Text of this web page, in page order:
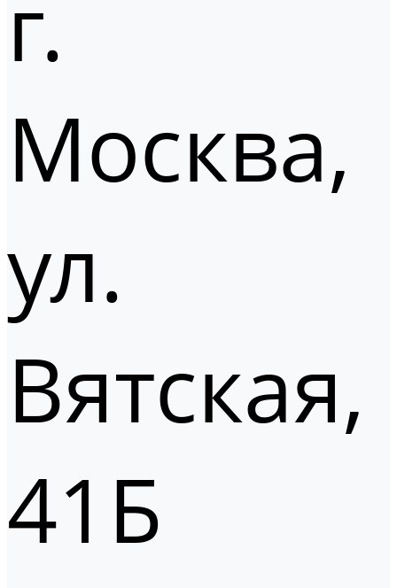
г.
Москва,
ул.
Вятская,
41Б